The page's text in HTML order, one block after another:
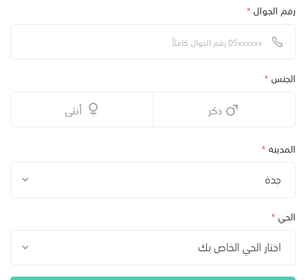
رقم الجوال*
الجنس*
ذكر أنثى
المدينة*
جدة
الحي*
اختار الحي الخاص بك